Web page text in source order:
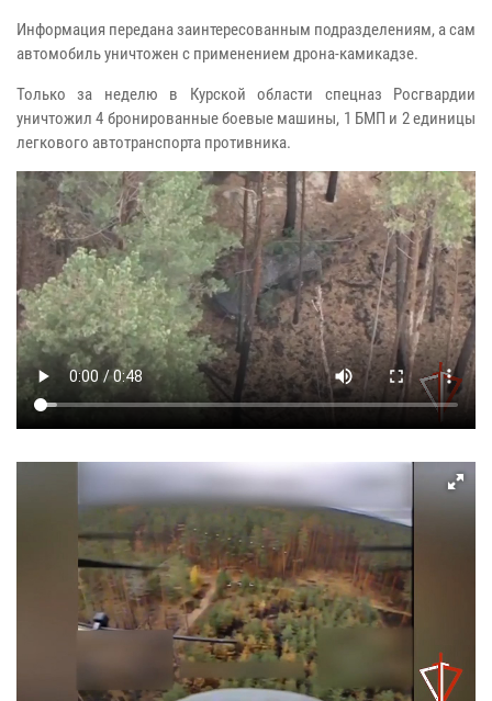
Информация передана заинтересованным подразделениям, а сам
автомобиль уничтожен с применением дрона-камикадзе.
Только за неделю в Курской области спецназ Росгвардии
уничтожил 4 бронированные боевые машины, 1 БМП и 2 единицы
легкового автотранспорта противника.